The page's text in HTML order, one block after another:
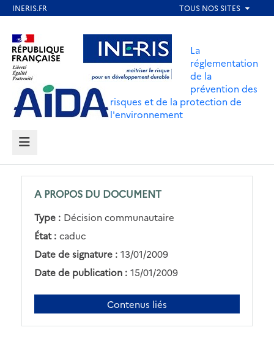
contenu
principal
Aller au contenu Aller au menu
Aller au pied de page
La
réglementation
de la
prévention des
risques et de la protection de
l'environnement
MENU
A PROPOS DU DOCUMENT
Type : Décision communautaire
État : caduc
Date de signature : 13/01/2009
Date de publication : 15/01/2009
Contenus liés